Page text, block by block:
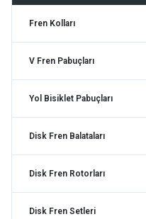
Evo
Fonte
JAK
Magura
Fren Kolları
V Fren Pabuçları
Yol Bisiklet Pabuçları
Disk Fren Balataları
Disk Fren Rotorları
Disk Fren Setleri